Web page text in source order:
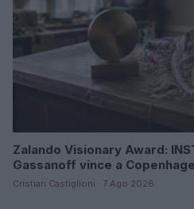
Zalando Visionary Award:
Gassanoff vince a
Cristian Castiglioni · 7 Ago 2026